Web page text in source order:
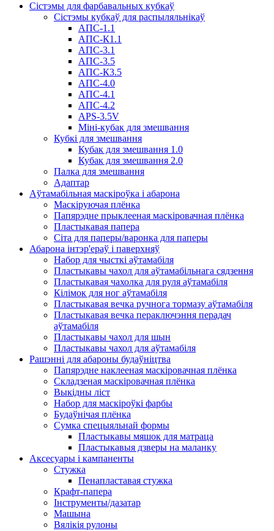
Сістэмы для фарбавальных кубкаў
Сістэмы кубкаў для распыляльнікаў
АПС-1.1
АПС-К1.1
АПС-3.1
АПС-3.5
АПС-К3.5
АПС-4.0
АПС-4.1
АПС-4.2
APS-3.5V
Міні-кубак для змешвання
Кубкі для змешвання
Кубак для змешвання 1.0
Кубак для змешвання 2.0
Палка для змешвання
Адаптар
Аўтамабільная маскіроўка і абарона
Маскіруючая плёнка
Папярэдне прыклееная маскіровачная плёнка
Пластыкавая папера
Сіта для паперы/варонка для паперы
Абарона інтэр'ераў і паверхняў
Набор для чысткі аўтамабіля
Пластыкавы чахол для аўтамабільнага сядзення
Пластыкавая чахолка для руля аўтамабіля
Кілімок для ног аўтамабіля
Пластыкавая вечка ручнога тормазу аўтамабіля
Пластыкавая вечка пераключэння перадач
аўтамабіля
Пластыкавы чахол для шын
Пластыкавы чахол для аўтамабіля
Рашэнні для абароны будаўніцтва
Папярэдне наклееная маскіровачная плёнка
Складзеная маскіровачная плёнка
Выкідны ліст
Набор для маскіроўкі фарбы
Будаўнічая плёнка
Сумка спецыяльнай формы
Пластыкавы мяшок для матраца
Пластыкавыя дзверы на маланку
Аксесуары і кампаненты
Стужка
Пенапластавая стужка
Крафт-папера
Інструменты/дазатар
Машына
Вялікія рулоны